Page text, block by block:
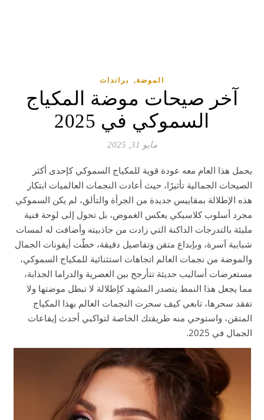
الموضة, براندات
آخر صيحات موضة المكياج
السموكي في 2025
مايو 31, 2025
يحمل هذا العام معه عودة قوية للمكياج السموكي كإحدى أكثر
الصيحات الجمالية تأثيرًا، حيث أعادت النجمات العالميات ابتكار
هذه الإطلالة بمقاييس جديدة من الجرأة والتألق، لم يكن السموكي
مجرد أسلوب كلاسيكي يعكس الغموض، بل تحول إلى لوحة فنية
مليئة بالتدرجات الداكنة التي زادت من جاذبيته وأضافت له لمسات
شبابية آسرة، وبإبداع متقن وتفاصيل دقيقة، خطّت أيقونات الجمال
والموضة من نجمات العالم اتجاهات استثنائية للمكياج السموكي،
مستعرضات أساليب حديثة تتأرجح بين العصرية والدراما الجذابة،
مما يجعل هذا النمط يتصدر المشهد كإطلالة لا تبطل موضتها ولا
تفقد سحرها، تابعي كيف سحرت النجمات العالم بهذا المكياج
المتقن، واستوحي منه طريقتك الخاصة لتواكبي أحدث إيقاعات
الجمال في 2025.